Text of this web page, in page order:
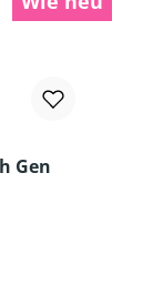
Gen